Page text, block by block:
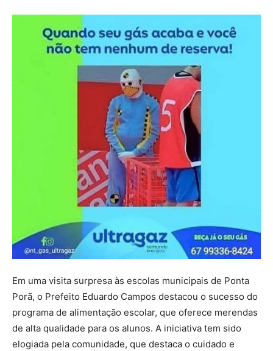
Em uma visita surpresa às escolas municipais de Ponta
Porã, o Prefeito Eduardo Campos destacou o sucesso do
programa de alimentação escolar, que oferece merendas
de alta qualidade para os alunos. A iniciativa tem sido
elogiada pela comunidade, que destaca o cuidado e